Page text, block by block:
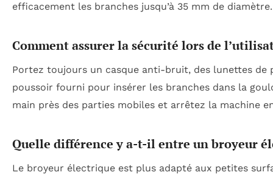
efficacement les branches jusqu’à 35 mm de diamètre.
Comment assurer la sécurité lors de
Portez toujours un casque anti-bruit, des lunettes de
poussoir fourni pour insérer les branches dans la
main près des parties mobiles et arrêtez la machine
Quelle différence y a-t-il entre un broyeur
Le broyeur électrique est plus adapté aux petites